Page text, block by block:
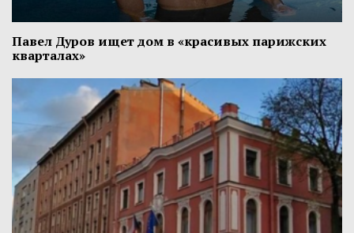
Павел Дуров ищет дом в «красивых парижских
кварталах»